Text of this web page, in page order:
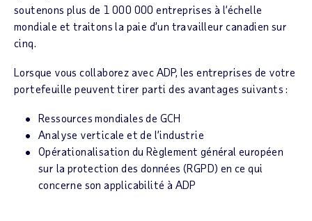
soutenons plus de 1 000 000 entreprises à l’échelle
mondiale et traitons la paie d’un travailleur canadien sur
cinq.
Lorsque vous collaborez avec ADP, les entreprises de votre
portefeuille peuvent tirer parti des avantages suivants :
Ressources mondiales de GCH
Analyse verticale et de l’industrie
Opérationalisation du Règlement général européen
sur la protection des données (RGPD) en ce qui
concerne son applicabilité à ADP